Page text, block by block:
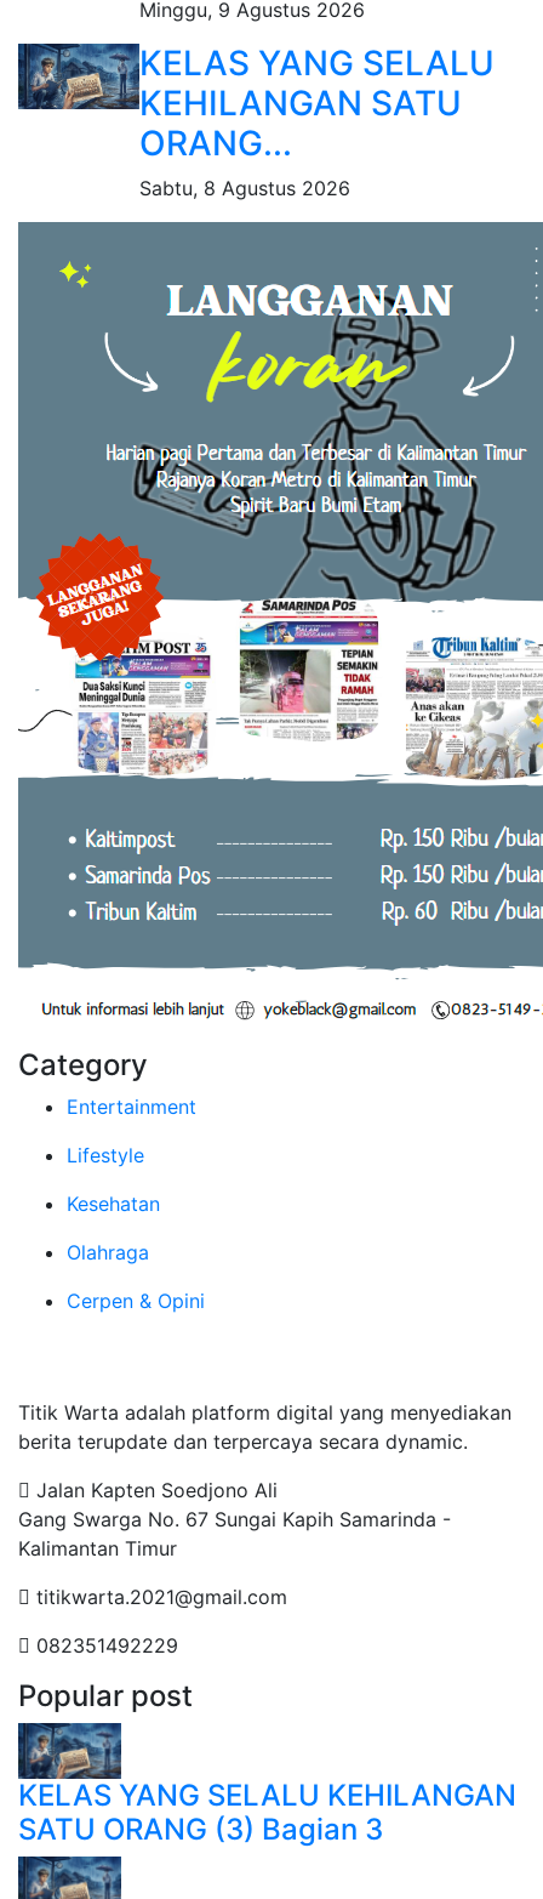
Minggu, 9 Agustus 2026
KELAS YANG SELALU
KEHILANGAN SATU
ORANG...
Sabtu, 8 Agustus 2026
Category
Entertainment
Lifestyle
Kesehatan
Olahraga
Cerpen & Opini
Titik Warta adalah platform digital yang menyediakan
berita terupdate dan terpercaya secara dynamic.
Jalan Kapten Soedjono Ali
Gang Swarga No. 67 Sungai Kapih Samarinda -
Kalimantan Timur
titikwarta.2021@gmail.com
082351492229
Popular post
KELAS YANG SELALU KEHILANGAN
SATU ORANG (3) Bagian 3